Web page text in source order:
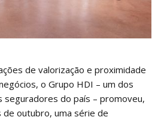
de valorização e proximidade
o Grupo HDI – um dos
seguradores do país – promoveu,
outubro, uma série de